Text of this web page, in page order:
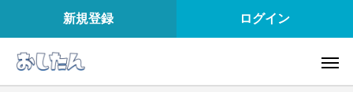
新規登録 ログイン